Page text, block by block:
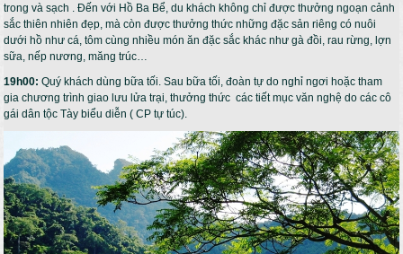
trong và sạch . Đến với Hồ Ba Bể, du khách không chỉ được thưởng ngoạn cảnh
sắc thiên nhiên đẹp, mà còn được thưởng thức những đặc sản riêng có nuôi
dưới hồ như cá, tôm cùng nhiều món ăn đặc sắc khác như gà đồi, rau rừng, lợn
sữa, nếp nương, măng trúc…
19h00: Quý khách dùng bữa tối. Sau bữa tối, đoàn tự do nghỉ ngơi hoặc tham
gia chương trình giao lưu lửa trại, thưởng thức các tiết mục văn nghệ do các cô
gái dân tộc Tày biểu diễn ( CP tự túc).